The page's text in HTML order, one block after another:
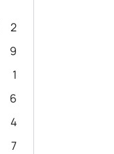
2
9
1
6
4
7